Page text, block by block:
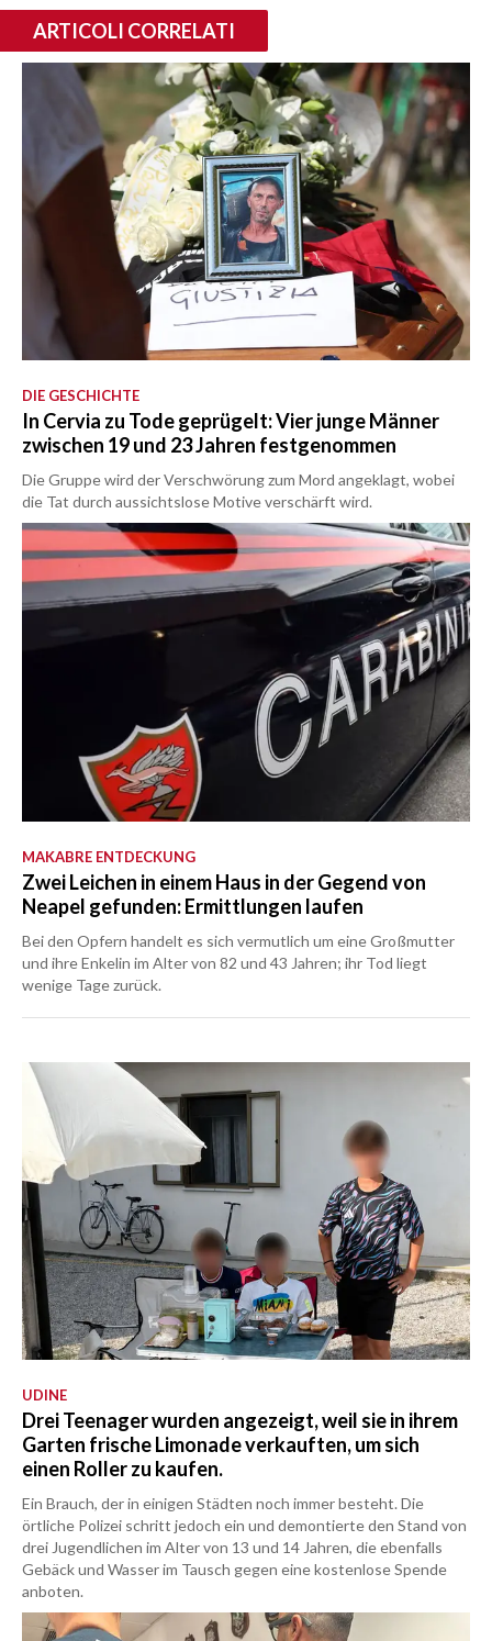
ARTICOLI CORRELATI
DIE GESCHICHTE
In Cervia zu Tode geprügelt: Vier junge Männer
zwischen 19 und 23 Jahren festgenommen
Die Gruppe wird der Verschwörung zum Mord angeklagt, wobei
die Tat durch aussichtslose Motive verschärft wird.
MAKABRE ENTDECKUNG
Zwei Leichen in einem Haus in der Gegend von
Neapel gefunden: Ermittlungen laufen
Bei den Opfern handelt es sich vermutlich um eine Großmutter
und ihre Enkelin im Alter von 82 und 43 Jahren; ihr Tod liegt
wenige Tage zurück.
UDINE
Drei Teenager wurden angezeigt, weil sie in ihrem
Garten frische Limonade verkauften, um sich
einen Roller zu kaufen.
Ein Brauch, der in einigen Städten noch immer besteht. Die
örtliche Polizei schritt jedoch ein und demontierte den Stand von
drei Jugendlichen im Alter von 13 und 14 Jahren, die ebenfalls
Gebäck und Wasser im Tausch gegen eine kostenlose Spende
anboten.